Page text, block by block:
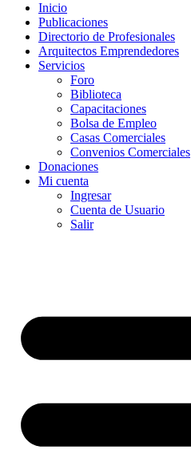
Inicio
Publicaciones
Directorio de Profesionales
Arquitectos Emprendedores
Servicios
Foro
Biblioteca
Capacitaciones
Bolsa de Empleo
Casas Comerciales
Convenios Comerciales
Donaciones
Mi cuenta
Ingresar
Cuenta de Usuario
Salir